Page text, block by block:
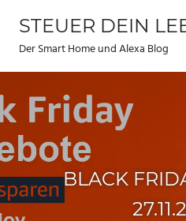
Inhalt
springen
STEUER DEIN
Der Smart Home und Alexa Blog
BLACK